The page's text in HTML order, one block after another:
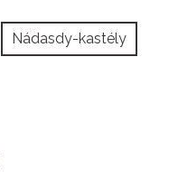
Nádasdy-kastély